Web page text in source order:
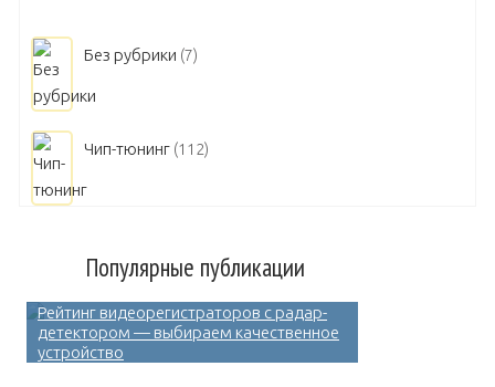
Без рубрики (7)
Чип-тюнинг (112)
Популярные публикации
Рейтинг видеорегистраторов с радар-
детектором — выбираем качественное
устройство